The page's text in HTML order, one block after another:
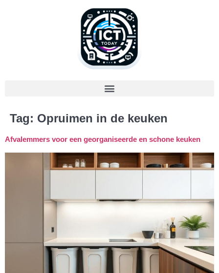
Tag: Opruimen in de keuken
Afvalemmers voor een georganiseerde en schone keuken